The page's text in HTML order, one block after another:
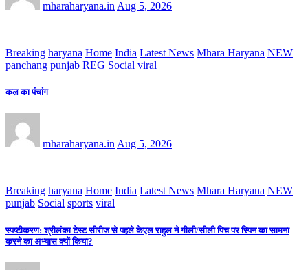
mharaharyana.in Aug 5, 2026
Breaking haryana Home India Latest News Mhara Haryana NEW
panchang punjab REG Social viral
कल का पंचांग
mharaharyana.in Aug 5, 2026
Breaking haryana Home India Latest News Mhara Haryana NEW
punjab Social sports viral
स्पष्टीकरण: श्रीलंका टेस्ट सीरीज से पहले केएल राहुल ने गीली/सीली पिच पर स्पिन का सामना
करने का अभ्यास क्यों किया?